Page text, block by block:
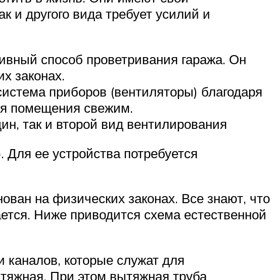
и другого вида требует усилий и
способ проветривания гаража. Он
законах.
приборов (вентиляторы) благодаря
помещения свежим.
так и второй вид вентилирования
ее устройства потребуется
на физических законах. Все знают, что
Ниже приводится схема естественной
каналов, которые служат для
При этом вытяжная труба